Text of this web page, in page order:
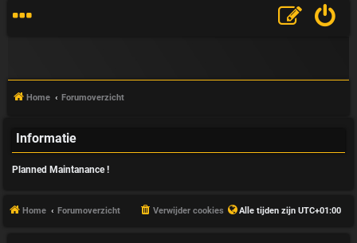
V
A
Home Forumoverzicht
Informatie
Planned Maintanance !
Home Forumoverzicht Alle tijden zijn UTC+01:00
Verwijder cookies